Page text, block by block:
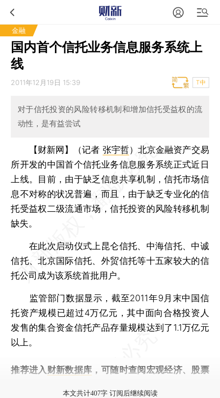
金融
国内首个信托业务信息服务系统上
线
2011年12月19日 15:39 T中
对于信托投资的风险转移机制和增加信托受益权的流
动性，是有益尝试
【财新网】（记者 张宇哲） 北京金融资产交易
所开发的中国首个信托业务信息服务系统正式近日
上线。目前，由于缺乏信息共享机制，信托市场信
息不对称的状况普遍，而且，由于缺乏专业化的信
托受益权二级流通市场，信托投资的风险转移机制
缺失。
在此次启动仪式上昆仑信托、中海信托、中诚
信托、北京国际信托、外贸信托等十五家较大的信
托公司成为该系统首批用户。
监管部门数据显示，截至2011年9月末中国信
托资产规模已超过4万亿元，其中面向合格投资人
发售的集合资金信托产品存量规模达到了1.1万亿元
以上。
推荐进入 财新数据库 ，可随时查阅宏观经济、股票
本文共计407字 订阅后继续阅读